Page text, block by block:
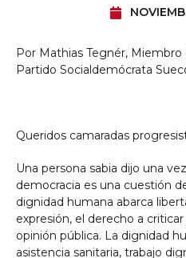
Por Mathias Tegnér,
Partido Socialdemócrata
Queridos camaradas
Una persona sabia dijo una
democracia es una cuestión
dignidad humana abarca
expresión, el derecho a
opinión pública. La dignidad
asistencia sanitaria, trabajo